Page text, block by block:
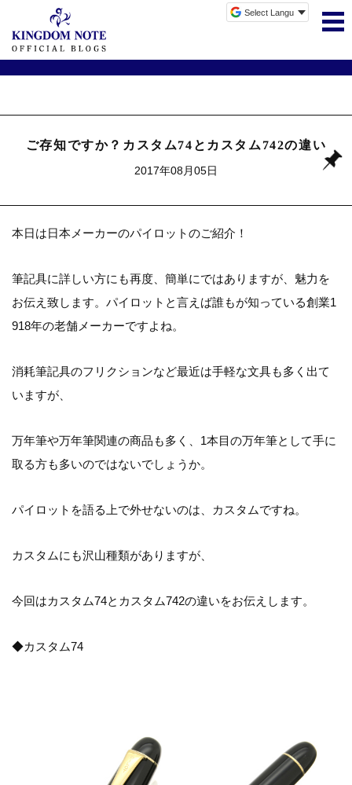
ご存知ですか？カスタム74とカスタム742の違い
2017年08月05日
本日は日本メーカーのパイロットのご紹介！
筆記具に詳しい方にも再度、簡単にではありますが、魅力を
お伝え致します。 パイロットと言えば誰もが知っている創業1
918年の老舗メーカーですよね。
消耗筆記具のフリクションなど最近は手軽な文具も多く出て
いますが、
万年筆や万年筆関連の商品も多く、1本目の万年筆として手に
取る方も多いのではないでしょうか。
パイロットを語る上で外せないのは、カスタムですね。
カスタムにも沢山種類がありますが、
今回はカスタム74とカスタム742の違いをお伝えします。
◆カスタム74